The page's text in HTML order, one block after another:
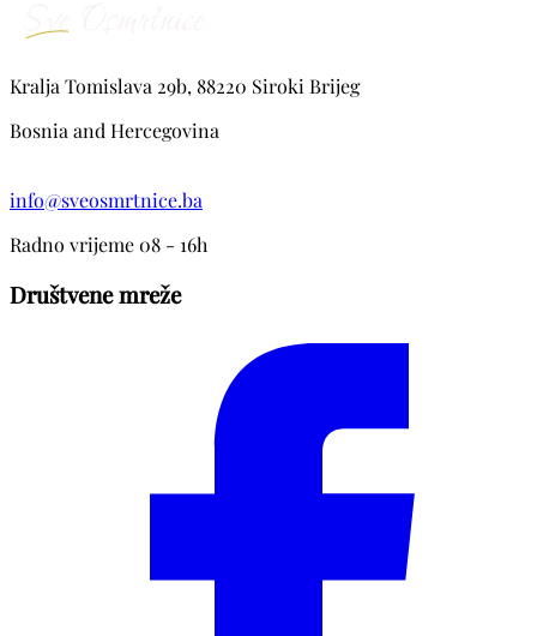
Kralja Tomislava 29b, 88220 Siroki Brijeg
Bosnia and Hercegovina
info@sveosmrtnice.ba
Radno vrijeme 08 - 16h
Društvene mreže